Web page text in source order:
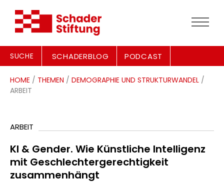
SUCHE SCHADERBLOG PODCAST
HOME / THEMEN / DEMOGRAPHIE UND STRUKTURWANDEL /
ARBEIT
ARBEIT
KI & Gender. Wie Künstliche Intelligenz
mit Geschlechtergerechtigkeit
zusammenhängt